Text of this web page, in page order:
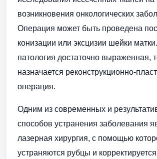
возникновения онкологических
Операция может быть проведена
конизации или эксцизии шейки
патология достаточно выраженная,
назначается реконструкционно-
операция.
Одним из современных и
способов устранения заболевания
лазерная хирургия, с помощью
устраняются рубцы и